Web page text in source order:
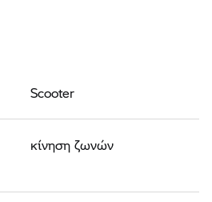
Scooter
κίνηση ζωνών